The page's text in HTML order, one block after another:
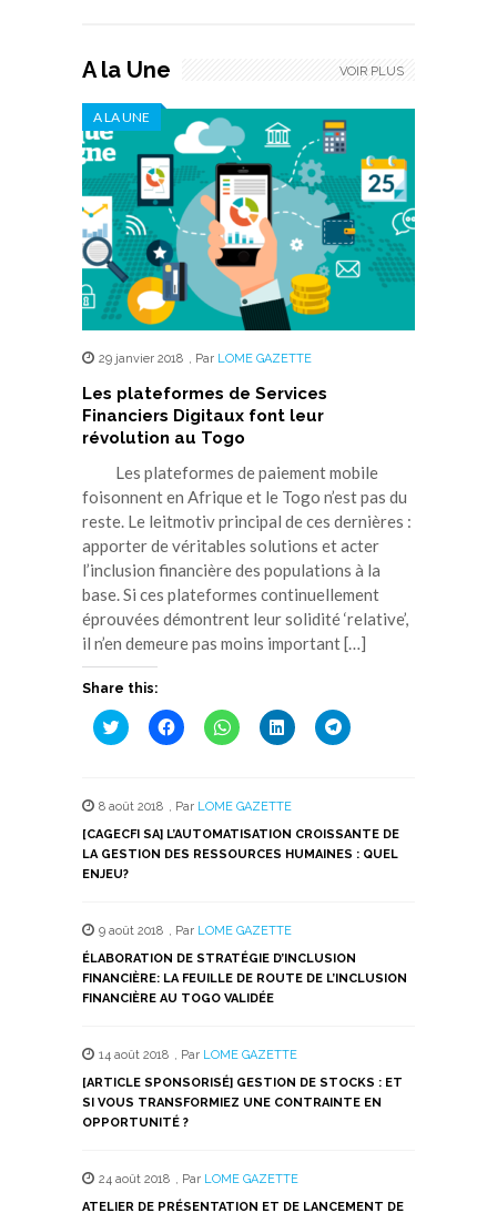
A la Une
A LA UNE
29 janvier 2018 , Par LOME GAZETTE
Les plateformes de Services
Financiers Digitaux font leur
révolution au Togo
Les plateformes de paiement mobile
foisonnent en Afrique et le Togo n’est pas du
reste. Le leitmotiv principal de ces dernières :
apporter de véritables solutions et acter
l’inclusion financière des populations à la
base. Si ces plateformes continuellement
éprouvées démontrent leur solidité ‘relative’,
il n’en demeure pas moins important […]
Share this:
Cliquez
pour
une
nouvelle
fenêtre)
Cliquez
pour
une
nouvelle
fenêtre)
Cliquez
pour
une
nouvelle
fenêtre)
Cliquez
pour
une
nouvelle
fenêtre)
Cliquez
pour
nouvelle
fenêtre)
8 août 2018 , Par LOME GAZETTE
[CAGECFI SA] L’AUTOMATISATION CROISSANTE DE
LA GESTION DES RESSOURCES HUMAINES : QUEL
ENJEU?
9 août 2018 , Par LOME GAZETTE
ÉLABORATION DE STRATÉGIE D’INCLUSION
FINANCIÈRE: LA FEUILLE DE ROUTE DE L’INCLUSION
FINANCIÈRE AU TOGO VALIDÉE
14 août 2018 , Par LOME GAZETTE
[ARTICLE SPONSORISÉ] GESTION DE STOCKS : ET
SI VOUS TRANSFORMIEZ UNE CONTRAINTE EN
OPPORTUNITÉ ?
24 août 2018 , Par LOME GAZETTE
ATELIER DE PRÉSENTATION ET DE LANCEMENT DE
VOIR PLUS